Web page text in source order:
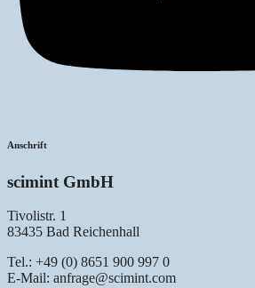
Anschrift
scimint GmbH
Tivolistr. 1
83435 Bad Reichenhall
Tel.: +49 (0) 8651 900 997 0
E-Mail: anfrage@scimint.com